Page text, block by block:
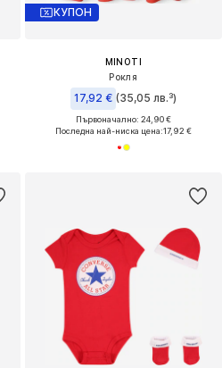
КУПОН
MINOTI
Рокля
17,92 € (35,05 лв.³)
Първоначално: 24,90 €
Последна най-ниска цена:17,92 €